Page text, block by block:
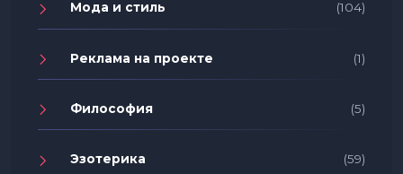
Мода и стиль (104)
Реклама на проекте (1)
Философия (5)
Эзотерика (59)